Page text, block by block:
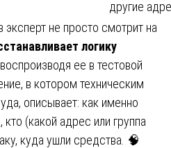
другие
не просто смотрит на
логику
ее в тестовой
в котором техническим
описывает: как именно
(какой адрес или группа
куда ушли средства. 🧠